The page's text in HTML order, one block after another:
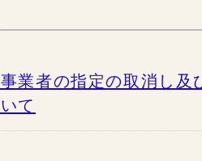
業者の指定の取消し及
て